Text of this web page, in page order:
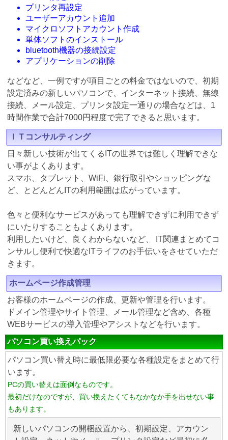
プリンタ再設定
ユーザーアカウント追加
マイクロソフトアカウント作成
単体ソフトのインストール
bluetooth機器の接続設定
アプリケーションの削除
などなど、一例ですが項目ごとの料金ではないので、初期
設定済みの新しいパソコンで、インターネット接続、無線
接続、メール設定、プリンタ設定一通りの場合などは、1
時間作業で合計7000円程度で完了できると思います。
ＩＴコンサルティング
日々新しい技術が出てくるITの世界では難しく理解できな
い事がよくあります。
スマホ、タブレット、WiFi、銀行取引やショッピングな
ど、とどんどんITの利用範囲は広がっています。
色々と便利なサービスがあっても理解できずに利用できず
にいたりすることもよくあります。
利用したいけど、良くわからないなど、 IT関連まとめてコ
ンサルし便利で快適なITライフのお手伝いをさせていただ
きます。
ホームページ作成管理
お客様のホームページの作成、更新や管理を行います。
ドメイン管理やサイト管理、メール管理など含め、各種
WEBサービスの導入管理やアシストなどを行います。
パソコン買い換えパック
パソコン買い替え時に最低限必要な各種設定をまとめて行
います。
PCの買い替えは面倒なものです。
最初だけなのですが、買い換えたくてもなかなか手を出せない事
もあります。
新しいパソコンの開梱設置から、初期設定、アカウン